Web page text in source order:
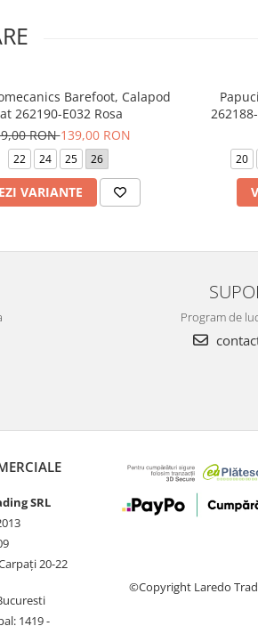
Barefoot, Calapod
262190-E032 Rosa
RON139,00 RON
22 24 25 26
VARIANTE
20
Program de
SRL
20-22
1419 -
©Copyright Laredo